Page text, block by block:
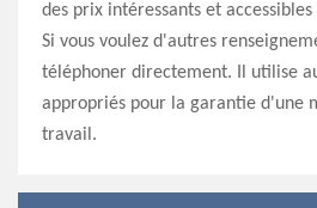
des prix intéressants et
Si vous voulez d'autres
téléphoner directement. Il utilise
appropriés pour la garantie d'une
travail.